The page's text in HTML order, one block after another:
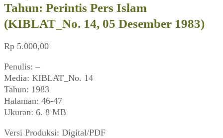
Tahun: Perintis Pers Islam
(KIBLAT_No. 14, 05 Desember 1983)
Rp 5.000,00
Penulis: –
Media: KIBLAT_No. 14
Tahun: 1983
Halaman: 46-47
Ukuran: 6. 8 MB
Versi Produksi: Digital/PDF